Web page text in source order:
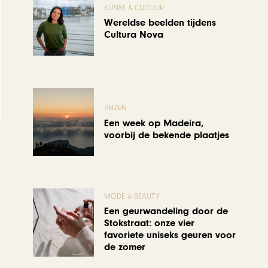
KUNST & CULTUUR
Wereldse beelden tijdens
Cultura Nova
REIZEN
Een week op Madeira,
voorbij de bekende plaatjes
MODE & BEAUTY
Een geurwandeling door de
Stokstraat: onze vier
favoriete uniseks geuren voor
de zomer